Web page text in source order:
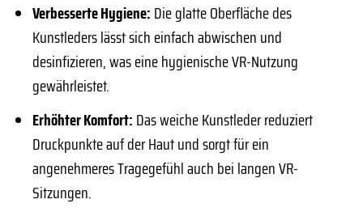
Verbesserte Hygiene: Die glatte Oberfläche des
Kunstleders lässt sich einfach abwischen und
desinfizieren, was eine hygienische VR-Nutzung
gewährleistet.
Erhöhter Komfort: Das weiche Kunstleder reduziert
Druckpunkte auf der Haut und sorgt für ein
angenehmeres Tragegefühl auch bei langen VR-
Sitzungen.